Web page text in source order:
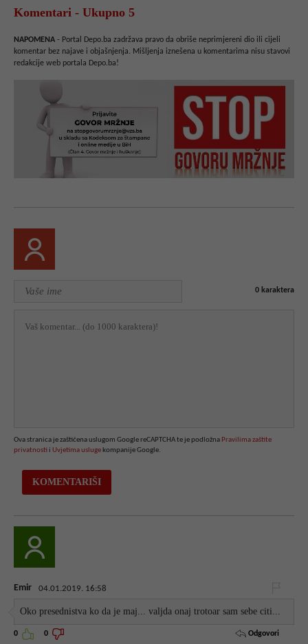
Komentari - Ukupno 5
NAPOMENA - Portal Depo.ba zadržava pravo da obriše neprimjereni dio ili cijeli
komentar bez najave i objašnjenja. Mišljenja iznešena u komentarima nisu stavovi
redakcije web portala Depo.ba!
0 karaktera
Ova stranica je zaštićena uslugom Google reCAPTCHA te je podložna Pravilima zaštite
privatnosti i Uvjetima usluge kompanije Google.
Emir 04.01.2019. 16:58
Oko presednistva ko da je maj... valjda onaj trotoar sam sebe citi...
0 0 Odgovori